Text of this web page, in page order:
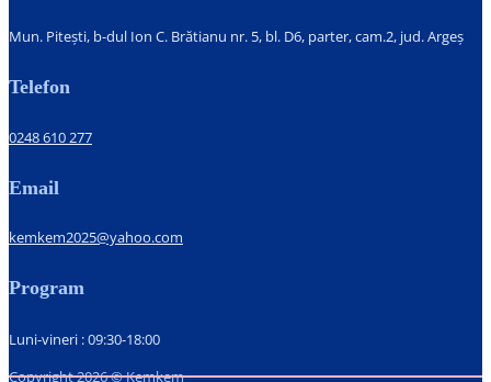
Mun. Pitești, b-dul Ion C. Brătianu nr. 5, bl. D6, parter, cam.2, jud. Argeș
Telefon
0248 610 277
Email
kemkem2025@yahoo.com
Program
Luni-vineri : 09:30-18:00
Copyright 2026 © Kemkem